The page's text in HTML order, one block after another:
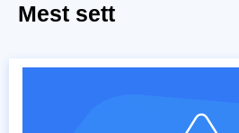
Mest sett